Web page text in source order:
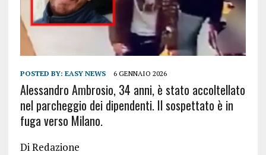
POSTED BY: EASY NEWS 6 GENNAIO 2026
Alessandro Ambrosio, 34 anni, è stato accoltellato
nel parcheggio dei dipendenti. Il sospettato è in
fuga verso Milano.
Di Redazione